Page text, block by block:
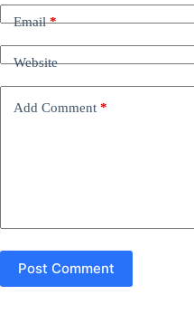
Email*
Website
Add Comment *
Post Comment